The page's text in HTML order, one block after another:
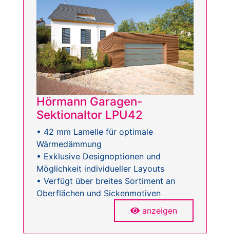
Hörmann Garagen-
Sektionaltor LPU42
• 42 mm Lamelle für optimale
Wärmedämmung
• Exklusive Designoptionen und
Möglichkeit individueller Layouts
• Verfügt über breites Sortiment an
Oberflächen und Sickenmotiven
anzeigen